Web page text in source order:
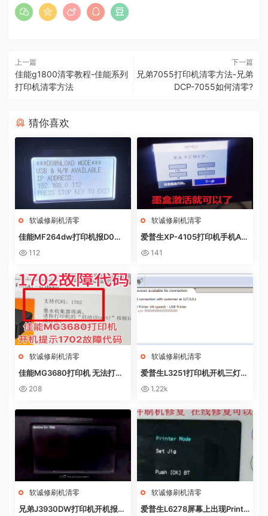
上一篇
佳能g1800清零教程-佳能系列
打印机清零方法
下一篇
兄弟7055打印机清零方法-兄弟
DCP-7055如何清零?
猜你喜欢
软诚修刷机清零
佳能MF264dw打印机报D0W
NL0AD MODE快速解决方法
112
软诚修刷机清零
爱普生XP-4105打印机手机AP
P上点了更新固件之后不识别墨
141
软诚修刷机清零
佳能MG3680打印机 无法打印
电脑提示错误代码5B02 废墨收
208
软诚修刷机清零
爱普生L3251打印机开机三灯长
亮 无自检动作
1.22k
软诚修刷机清零
兄弟J3930DW打印机开机报错
软诚修刷机清零
爱普生L6278屏幕上出现Printe